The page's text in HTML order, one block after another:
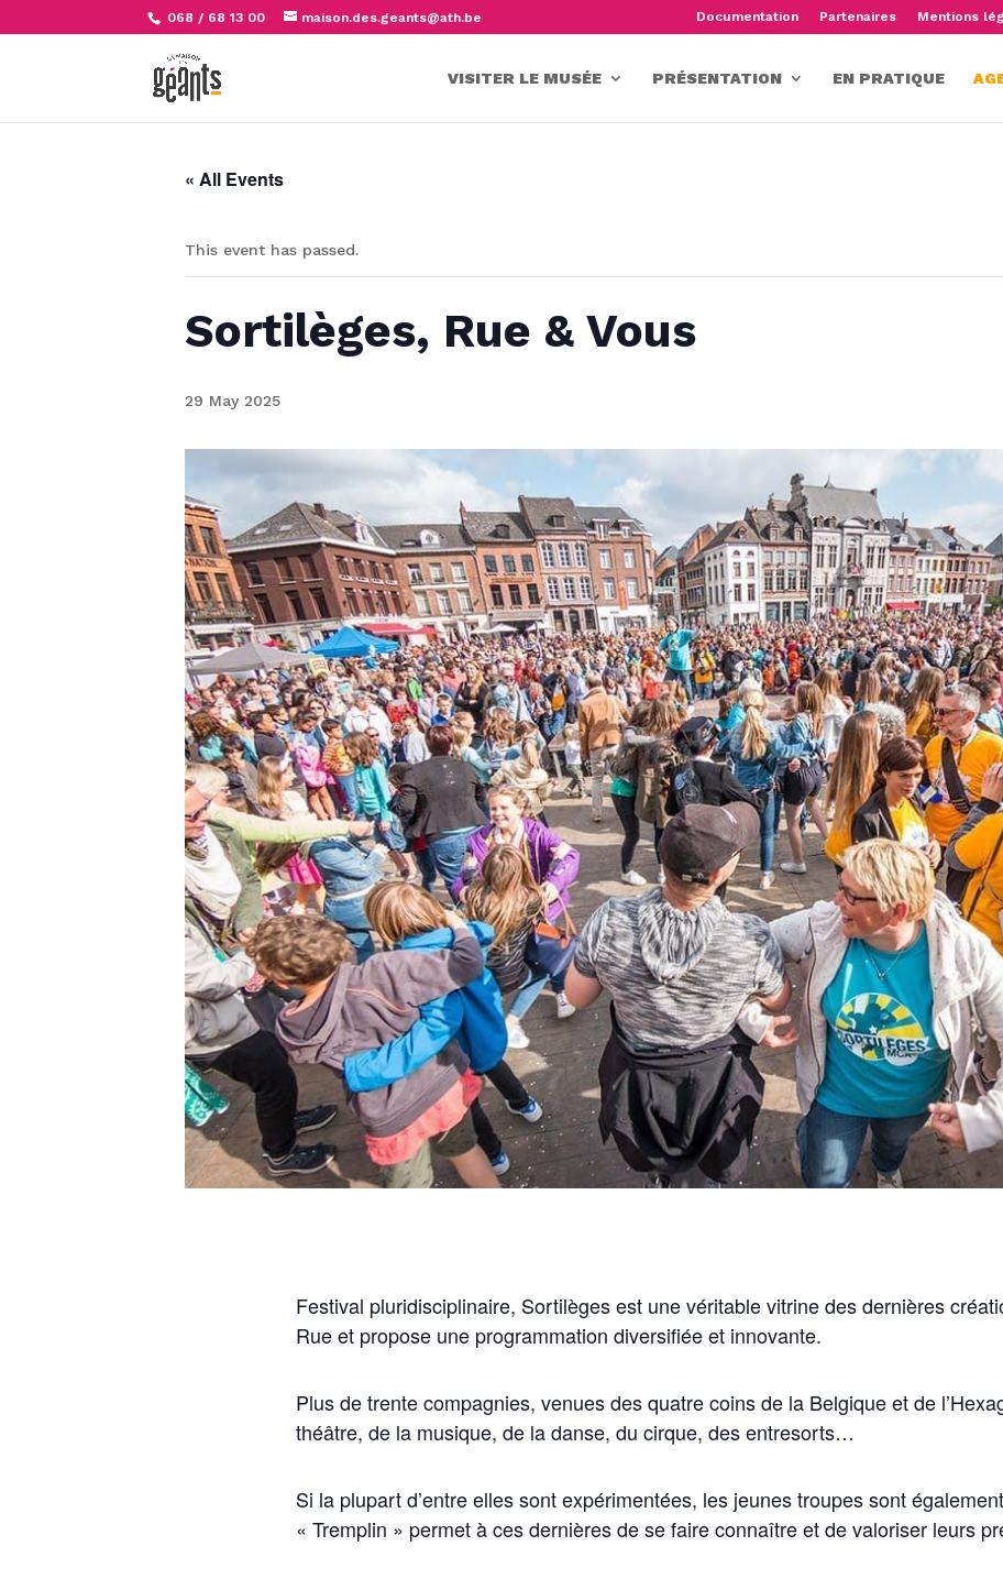
068 / 68 13 00 maison.des.geants@ath.be Documentation Partenaires Mentions
VISITER LE MUSÉE PRÉSENTATION EN PRATIQUE
« All Events
This event has passed.
Sortilèges, Rue & Vous
29 May 2025
Festival pluridisciplinaire, Sortilèges est une véritable vitrine des dernières
Rue et propose une programmation diversifiée et innovante.
Plus de trente compagnies, venues des quatre coins de la Belgique et de
théâtre, de la musique, de la danse, du cirque, des entresorts…
Si la plupart d’entre elles sont expérimentées, les jeunes troupes sont
« Tremplin » permet à ces dernières de se faire connaître et de valoriser leurs